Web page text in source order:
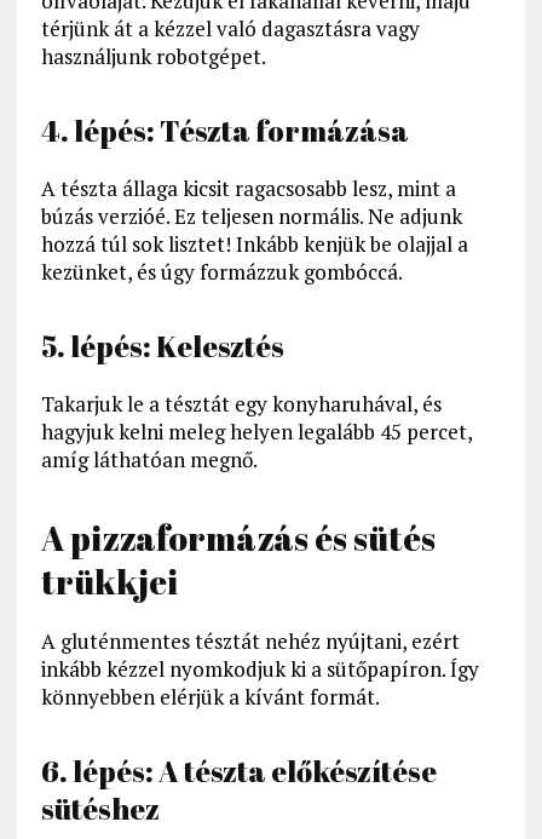
térjünk át a kézzel való dagasztásra vagy
használjunk robotgépet.
4. lépés: Tészta formázása
A tészta állaga kicsit ragacsosabb lesz, mint a
búzás verzióé. Ez teljesen normális. Ne adjunk
hozzá túl sok lisztet! Inkább kenjük be olajjal a
kezünket, és úgy formázzuk gombóccá.
5. lépés: Kelesztés
Takarjuk le a tésztát egy konyharuhával, és
hagyjuk kelni meleg helyen legalább 45 percet,
amíg láthatóan megnő.
A pizzaformázás és sütés
trükkjei
A gluténmentes tésztát nehéz nyújtani, ezért
inkább kézzel nyomkodjuk ki a sütőpapíron. Így
könnyebben elérjük a kívánt formát.
6. lépés: A tészta előkészítése
sütéshez